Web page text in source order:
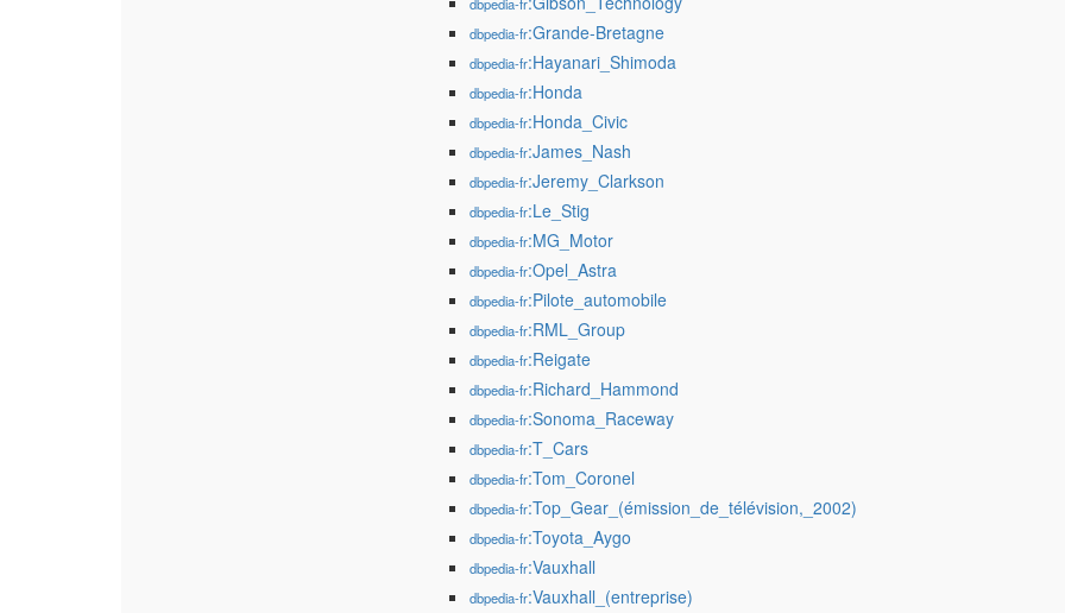
dbpedia-fr:Grande-Bretagne
dbpedia-fr:Hayanari_Shimoda
dbpedia-fr:Honda
dbpedia-fr:Honda_Civic
dbpedia-fr:James_Nash
dbpedia-fr:Jeremy_Clarkson
dbpedia-fr:Le_Stig
dbpedia-fr:MG_Motor
dbpedia-fr:Opel_Astra
dbpedia-fr:Pilote_automobile
dbpedia-fr:RML_Group
dbpedia-fr:Reigate
dbpedia-fr:Richard_Hammond
dbpedia-fr:Sonoma_Raceway
dbpedia-fr:T_Cars
dbpedia-fr:Tom_Coronel
dbpedia-fr:Top_Gear_(émission_de_télévision,_2002)
dbpedia-fr:Toyota_Aygo
dbpedia-fr:Vauxhall
dbpedia-fr:Vauxhall_(entreprise)